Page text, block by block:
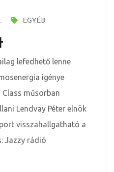
EGYÉB
lefedhető lenne
igénye
Class műsorban
Lendvay Péter elnök
visszahallgatható a
Jazzy rádió